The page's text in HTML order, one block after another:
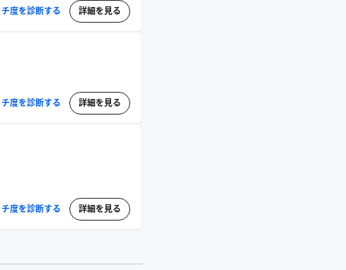
度を診断する 詳細を見る
度を診断する 詳細を見る
度を診断する 詳細を見る